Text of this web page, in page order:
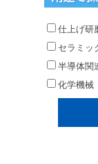
仕上げ研
セラミッ
半導体関
化学機械